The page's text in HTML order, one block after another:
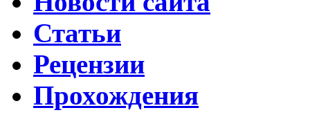
Статьи
Рецензии
Прохождения